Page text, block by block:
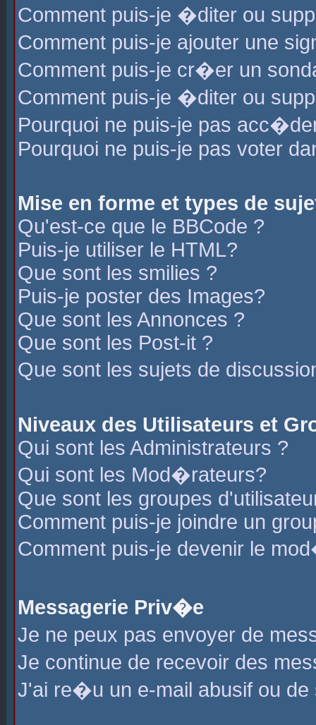
Comment puis-je �diter ou
Comment puis-je ajouter une
Comment puis-je cr�er un
Comment puis-je �diter ou
Pourquoi ne puis-je pas
Pourquoi ne puis-je pas voter
Mise en forme et types de
Qu'est-ce que le BBCode ?
Puis-je utiliser le HTML?
Que sont les smilies ?
Puis-je poster des Images?
Que sont les Annonces ?
Que sont les Post-it ?
Que sont les sujets de
Niveaux des Utilisateurs et
Qui sont les Administrateurs ?
Qui sont les Mod�rateurs?
Que sont les groupes
Comment puis-je joindre un
Comment puis-je devenir le
Messagerie Priv�e
Je ne peux pas envoyer de
Je continue de recevoir des
J'ai re�u un e-mail abusif ou de